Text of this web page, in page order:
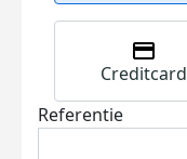
Creditcard
Referentie